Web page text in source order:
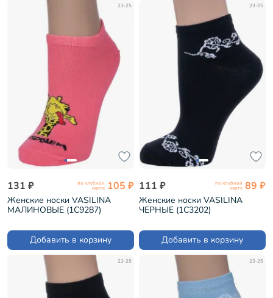
23-25
131 ₽ по клубной
карте 105 ₽
Женские носки VASILINA
МАЛИНОВЫЕ (1С9287)
Добавить в корзину
23-25
111 ₽ по клубной
карте 89 ₽
Женские носки VASILINA
ЧЕРНЫЕ (1С3202)
Добавить в корзину
23-25 23-25